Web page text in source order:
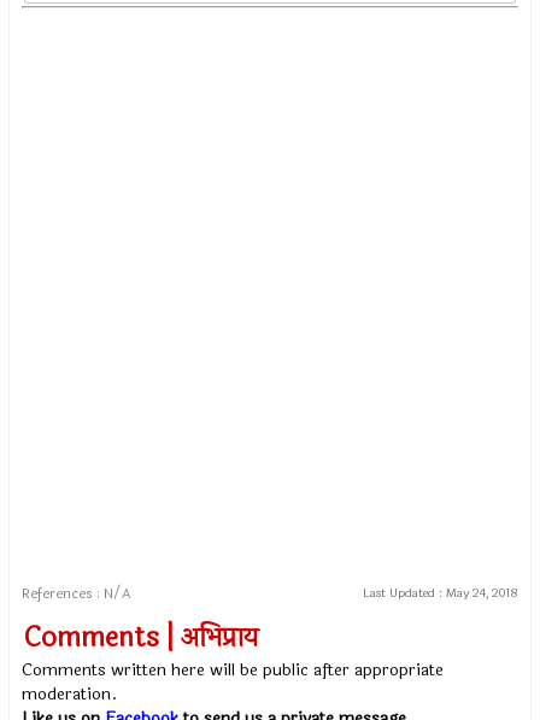
References : N/A Last Updated : May 24, 2018
Comments | अभिप्राय
Comments written here will be public after appropriate
moderation.